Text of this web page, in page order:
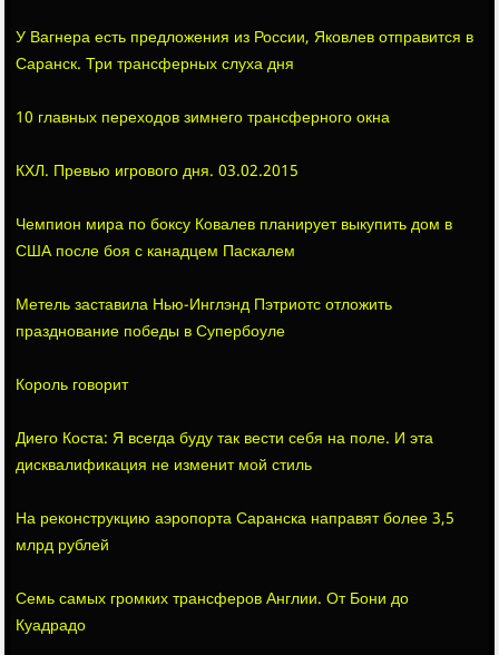
У Вагнера есть предложения из России, Яковлев отправится в
Саранск. Три трансферных слуха дня
10 главных переходов зимнего трансферного окна
КХЛ. Превью игрового дня. 03.02.2015
Чемпион мира по боксу Ковалев планирует выкупить дом в
США после боя с канадцем Паскалем
Метель заставила Нью-Инглэнд Пэтриотс отложить
празднование победы в Супербоуле
Король говорит
Диего Коста: Я всегда буду так вести себя на поле. И эта
дисквалификация не изменит мой стиль
На реконструкцию аэропорта Саранска направят более 3,5
млрд рублей
Семь самых громких трансферов Англии. От Бони до
Куадрадо